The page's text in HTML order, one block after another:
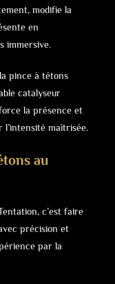
modifie la
en
immersive.
pince à tétons
catalyseur
la présence et
maîtrisée.
au
c’est faire
précision et
par la